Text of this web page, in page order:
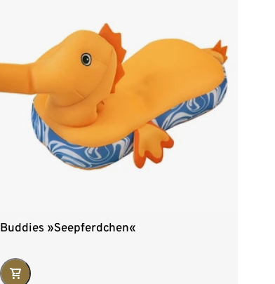
»Seepferdchen«